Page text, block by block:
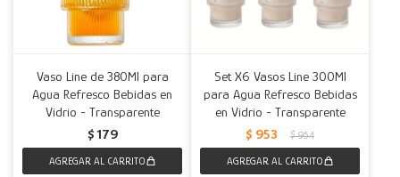
Vaso Line de 380Ml para
Agua Refresco Bebidas en
Vidrio - Transparente
$ 179
Set X6 Vasos Line 300Ml
para Agua Refresco Bebidas
en Vidrio - Transparente
$ 953 $ 954